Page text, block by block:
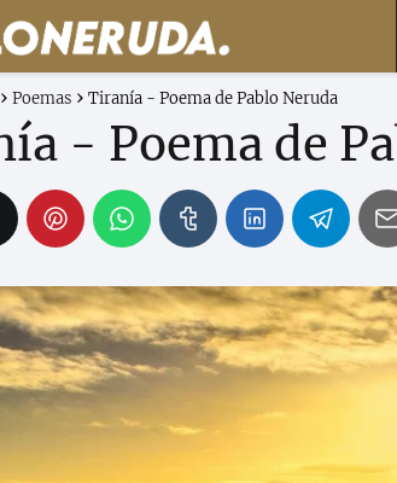
Poemas Tiranía - Poema de Pablo Neruda
- Poema de